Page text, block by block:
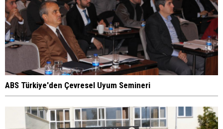
ABS Türkiye'den Çevresel Uyum Semineri